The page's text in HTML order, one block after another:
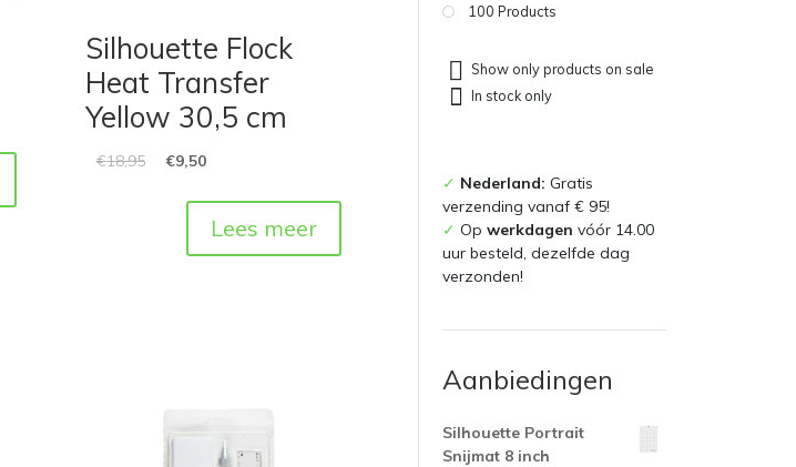
Silhouette Flock
Heat Transfer
Yellow 30,5 cm
€18,95 €9,50
Lees meer
100 Products
Show only products on sale
In stock only
✓ Nederland:Gratis
verzending vanaf € 95!
✓ Opwerkdagen vóór 14.00
uur besteld, dezelfde dag
verzonden!
Aanbiedingen
Silhouette Portrait
Snijmat 8 inch